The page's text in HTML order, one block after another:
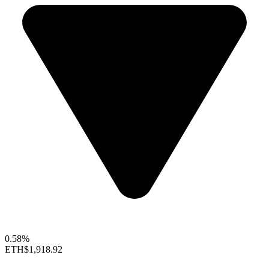
0.58%
ETH$1,918.92